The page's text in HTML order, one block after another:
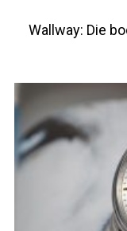
Wallway: Die